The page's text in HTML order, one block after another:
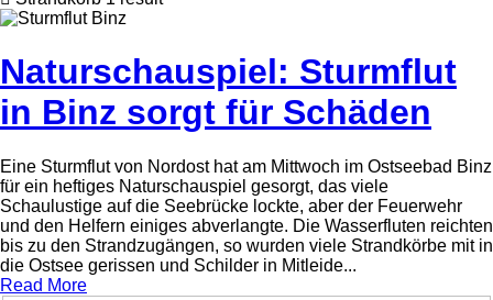
Naturschauspiel: Sturmflut
in Binz sorgt für Schäden
Eine Sturmflut von Nordost hat am Mittwoch im Ostseebad Binz
für ein heftiges Naturschauspiel gesorgt, das viele
Schaulustige auf die Seebrücke lockte, aber der Feuerwehr
und den Helfern einiges abverlangte. Die Wasserfluten reichten
bis zu den Strandzugängen, so wurden viele Strandkörbe mit in
die Ostsee gerissen und Schilder in Mitleide...
Read More